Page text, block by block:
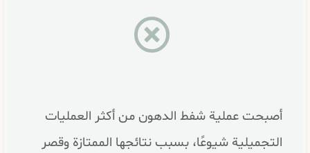
أصبحت عملية شفط الدهون من أكثر العمليات
التجميلية شيوعًا، بسبب نتائجها الممتازة وقصر